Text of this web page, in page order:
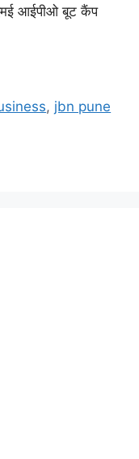
आईपीओ बूट कैंप
, jbn pune